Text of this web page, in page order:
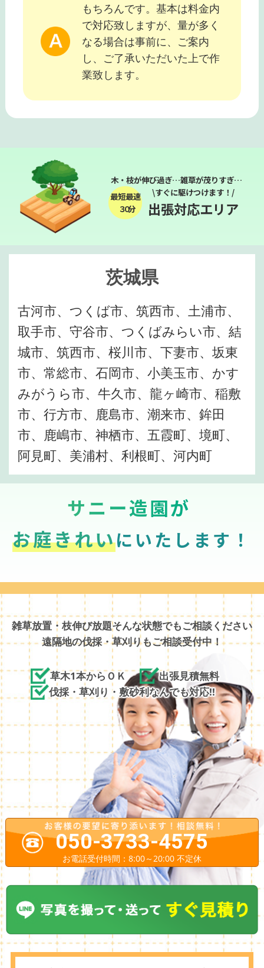
もちろんです。基本は料金内
で対応致しますが、量が多く
なる場合は事前に、ご案内
し、ご了承いただいた上で作
業致します。
木・枝が伸び過ぎ…雑草が茂りすぎ…
最短最速
３０分
\すぐに駆けつけます！/
出張対応エリア
茨城県
古河市、つくば市、筑西市、土浦市、
取手市、守谷市、つくばみらい市、結
城市、筑西市、桜川市、下妻市、坂東
市、常総市、石岡市、小美玉市、かす
みがうら市、牛久市、龍ヶ崎市、稲敷
市、行方市、鹿島市、潮来市、鉾田
市、鹿嶋市、神栖市、五霞町、境町、
阿見町、美浦村、利根町、河内町
サニー造園が
お庭きれいにいたします！
雑草放置・枝伸び放題そんな状態でもご相談ください
遠隔地の伐採・草刈りもご相談受付中！
草木1本からＯＫ
出張見積無料
伐採・草刈り・敷砂利なんでも対応!!
050-3733-4575
お電話受付時間：8:00～20:00 不定休